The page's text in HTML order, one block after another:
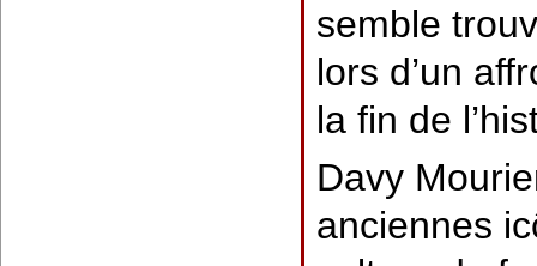
semble
lors d’un
la fin de
Davy
anciennes